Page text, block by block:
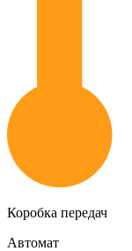
Коробка передач
Автомат